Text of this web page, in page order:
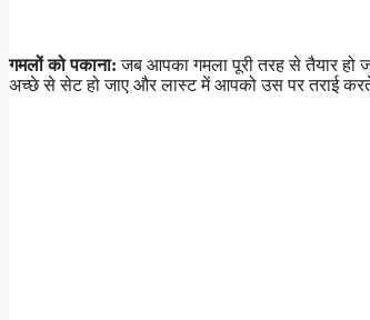
गमलों को पकाना:जब आपका गमला पूरी तरह से तैयार
अच्छे से सेट हो जाए और लास्ट में आपको उस पर तराई